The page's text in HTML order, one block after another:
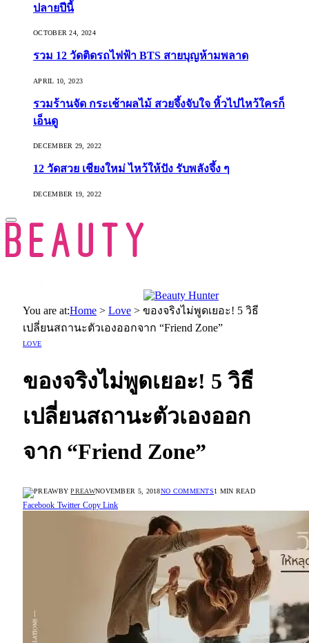
ปลายปีนี้
OCTOBER 24, 2024
รวม 12 วัดติดรถไฟฟ้า BTS สายบุญห้ามพลาด
APRIL 10, 2023
รวมร้านจัด กระเช้าผลไม้ สวยจึ้งจับใจ หิ้วไปไหว้ใครก็
เอ็นดู
DECEMBER 29, 2022
12 วัดสวย เชียงใหม่ ไหว้ให้ปัง รับพลังจึ้ง ๆ
DECEMBER 19, 2022
You are at:Home > Love > ของจริงไม่พูดเยอะ! 5 วิธี
เปลี่ยนสถานะตัวเองออกจาก “Friend Zone”
LOVE
ของจริงไม่พูดเยอะ! 5 วิธี
เปลี่ยนสถานะตัวเองออก
จาก “Friend Zone”
BY PREAWNOVEMBER 5, 2018NO COMMENTS1 MIN READ
Facebook Twitter Copy Link